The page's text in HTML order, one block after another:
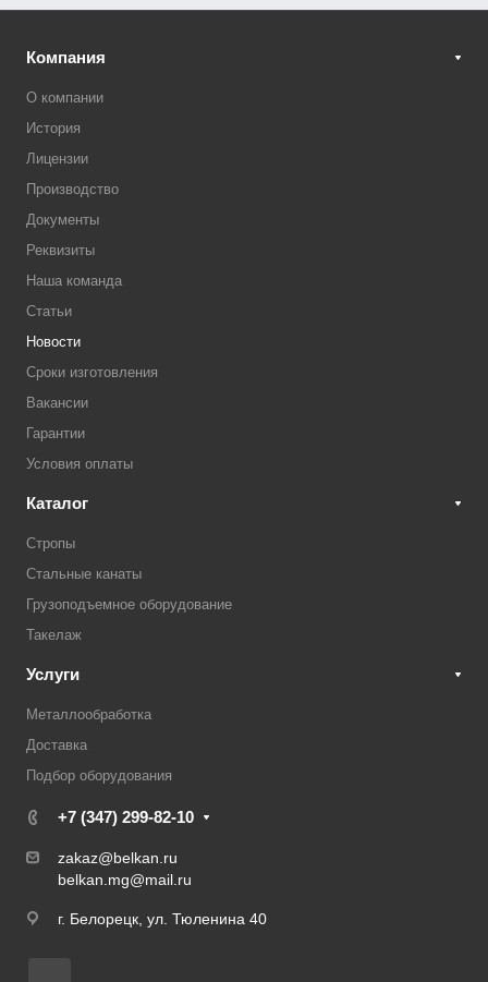
Компания
О компании
История
Лицензии
Производство
Документы
Реквизиты
Наша команда
Статьи
Новости
Сроки изготовления
Вакансии
Гарантии
Условия оплаты
Каталог
Стропы
Стальные канаты
Грузоподъемное оборудование
Такелаж
Услуги
Металлообработка
Доставка
Подбор оборудования
+7 (347) 299-82-10
zakaz@belkan.ru
belkan.mg@mail.ru
г. Белорецк, ул. Тюленина 40